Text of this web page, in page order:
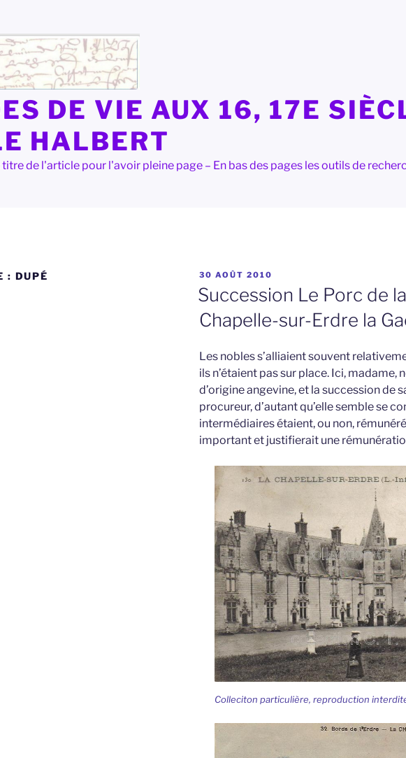
DE VIE AUX 16, 17E
HALBERT
titre de l'article pour l'avoir pleine page – En bas des pages les outils de
: DUPÉ
PUBLIÉ
LE
30 AOÛT 2010
Succession Le Porc de
Chapelle-sur-Erdre la
Les nobles s’alliaient souvent
ils n’étaient pas sur place. Ici, madame,
d’origine angevine, et la succession de
procureur, d’autant qu’elle semble se
intermédiaires étaient, ou non,
important et justifierait une
Colleciton particulière, reproduction